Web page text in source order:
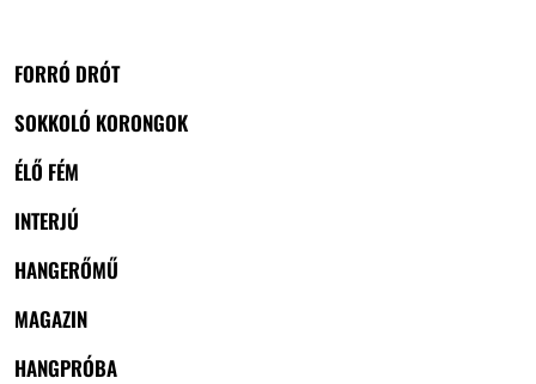
FORRÓ DRÓT
SOKKOLÓ KORONGOK
ÉLŐ FÉM
INTERJÚ
HANGERŐMŰ
MAGAZIN
HANGPRÓBA